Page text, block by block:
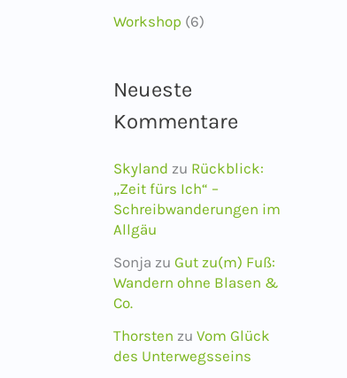
Workshop (6)
Neueste
Kommentare
Skyland zu Rückblick:
„Zeit fürs Ich“ –
Schreibwanderungen im
Allgäu
Sonja zu Gut zu(m) Fuß:
Wandern ohne Blasen &
Co.
Thorsten zu Vom Glück
des Unterwegsseins